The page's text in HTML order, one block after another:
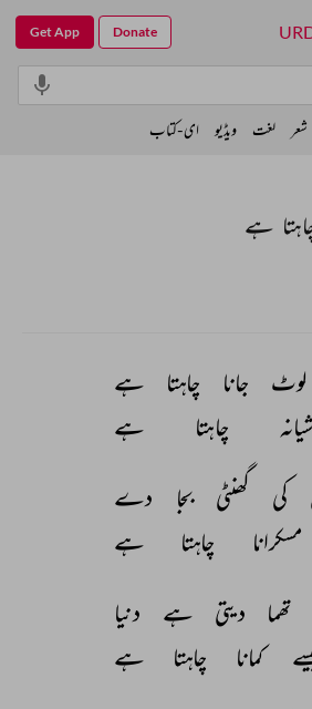
ہے
لوٹ جانا چاہتا
ہے
چاہتا ہے
کی گھنٹی بجا
دے
مسکرانا چاہتا ہے
تھما دیتی ہے
دنیا
کمانا چاہتا ہے
Get App Donate
شعر لغت ویڈیو ای-کتاب